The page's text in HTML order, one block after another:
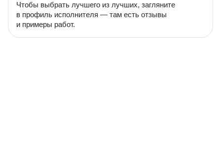
Чтобы выбрать лучшего из лучших, загляните
в профиль исполнителя — там есть отзывы
и примеры работ.